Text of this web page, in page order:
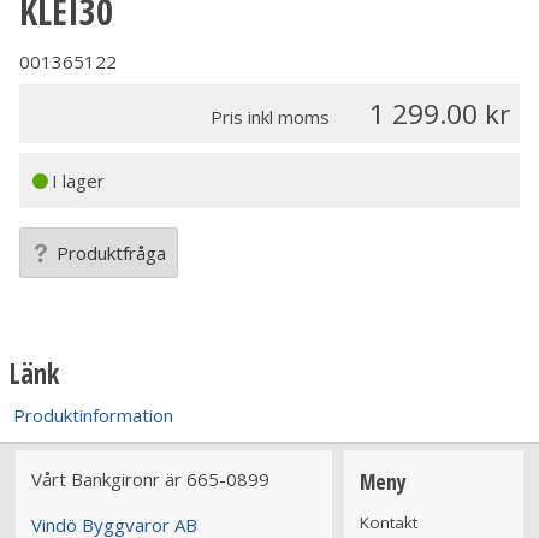
KLEI30
001365122
Pris inkl moms 1 299.00
I lager
Produktfråga
Länk
Produktinformation
Vårt Bankgironr är 665-0899
Vindö Byggvaror AB
Meny
Kontakt